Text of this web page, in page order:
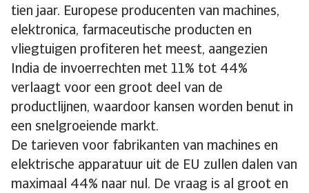
tien jaar. Europese producenten van machines,
elektronica, farmaceutische producten en
vliegtuigen profiteren het meest, aangezien
India de invoerrechten met 11% tot 44%
verlaagt voor een groot deel van de
productlijnen, waardoor kansen worden benut in
een snelgroeiende markt.
De tarieven voor fabrikanten van machines en
elektrische apparatuur uit de EU zullen dalen van
maximaal 44% naar nul. De vraag is al groot en